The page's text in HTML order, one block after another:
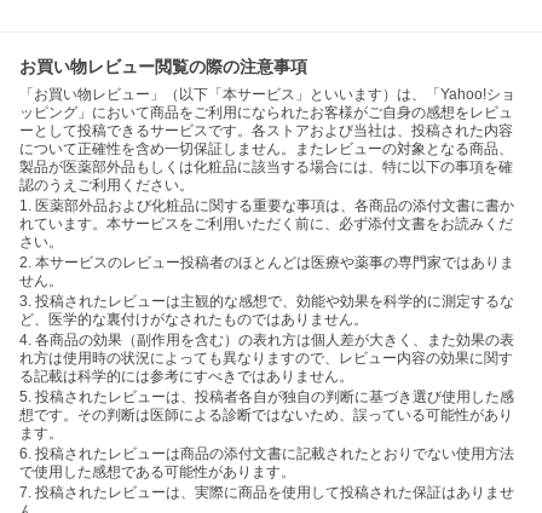
お買い物レビュー閲覧の際の注意事項
「お買い物レビュー」（以下「本サービス」といいます）は、「Yahoo!ショ
ッピング」において商品をご利用になられたお客様がご自身の感想をレビュ
ーとして投稿できるサービスです。各ストアおよび当社は、投稿された内容
について正確性を含め一切保証しません。またレビューの対象となる商品、
製品が医薬部外品もしくは化粧品に該当する場合には、特に以下の事項を確
認のうえご利用ください。
1. 医薬部外品および化粧品に関する重要な事項は、各商品の添付文書に書か
れています。本サービスをご利用いただく前に、必ず添付文書をお読みくだ
さい。
2. 本サービスのレビュー投稿者のほとんどは医療や薬事の専門家ではありま
せん。
3. 投稿されたレビューは主観的な感想で、効能や効果を科学的に測定するな
ど、医学的な裏付けがなされたものではありません。
4. 各商品の効果（副作用を含む）の表れ方は個人差が大きく、また効果の表
れ方は使用時の状況によっても異なりますので、レビュー内容の効果に関す
る記載は科学的には参考にすべきではありません。
5. 投稿されたレビューは、投稿者各自が独自の判断に基づき選び使用した感
想です。その判断は医師による診断ではないため、誤っている可能性があり
ます。
6. 投稿されたレビューは商品の添付文書に記載されたとおりでない使用方法
で使用した感想である可能性があります。
7. 投稿されたレビューは、実際に商品を使用して投稿された保証はありませ